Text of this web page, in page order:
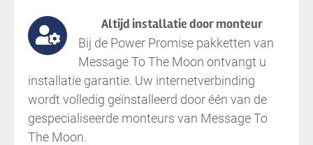
Altijd installatie door monteur
Bij de Power Promise pakketten van
Message To The Moon ontvangt u
installatie garantie. Uw internetverbinding
wordt volledig geïnstalleerd door één van de
gespecialiseerde monteurs van Message To
The Moon.